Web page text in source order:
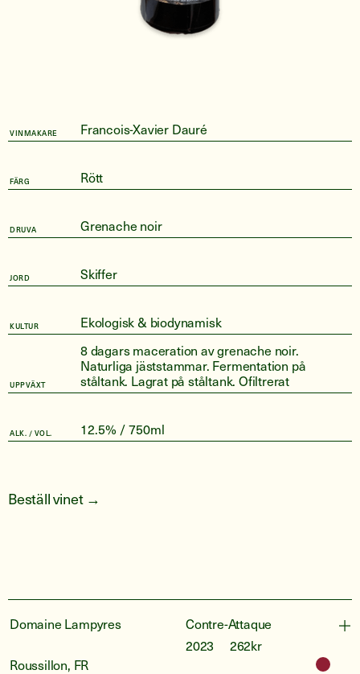
VINMAKARE Francois-Xavier Dauré
FÄRG Rött
DRUVA Grenache noir
JORD Skiffer
KULTUR Ekologisk & biodynamisk
UPPVÄXT
8 dagars maceration av grenache noir.
Naturliga jäststammar. Fermentation på
ståltank. Lagrat på ståltank. Ofiltrerat
ALK. / VOL. 12.5% / 750ml
Beställ vinet →
Domaine Lampyres
Contre-Attaque
262kr
2023
Roussillon, FR